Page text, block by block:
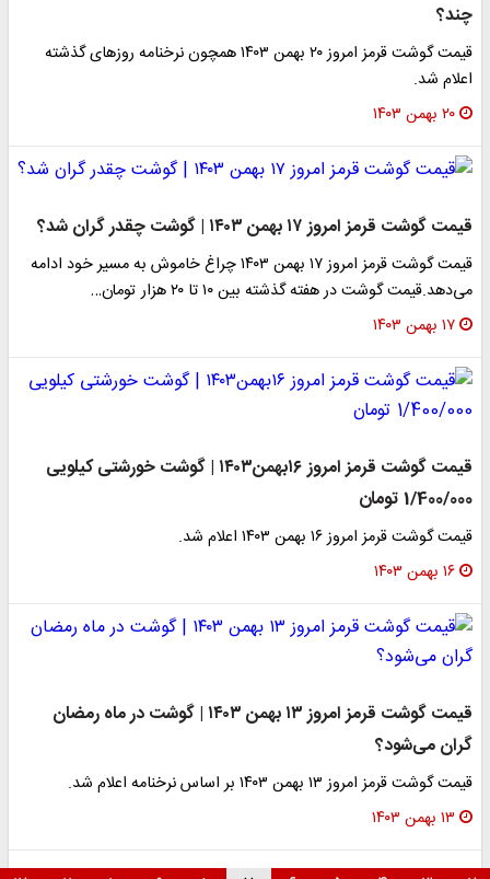
چند؟
قیمت گوشت قرمز امروز ۲۰ بهمن ۱۴۰۳ همچون نرخنامه روزهای گذشته
اعلام شد.
۲۰ بهمن ۱۴۰۳
قیمت گوشت قرمز امروز ۱۷ بهمن ۱۴۰۳ | گوشت چقدر گران شد؟
قیمت گوشت قرمز امروز ۱۷ بهمن ۱۴۰۳ چراغ خاموش به مسیر خود ادامه
می‌دهد.قیمت گوشت در هفته گذشته بین ۱۰ تا ۲۰ هزار تومان…
۱۷ بهمن ۱۴۰۳
قیمت گوشت قرمز امروز ۱۶بهمن۱۴۰۳ | گوشت خورشتی کیلویی
1/400/000 تومان
قیمت گوشت قرمز امروز ۱۶ بهمن ۱۴۰۳ اعلام شد.
۱۶ بهمن ۱۴۰۳
قیمت گوشت قرمز امروز ۱۳ بهمن ۱۴۰۳ | گوشت در ماه رمضان
گران می‌شود؟
قیمت گوشت قرمز امروز ۱۳ بهمن ۱۴۰۳ بر اساس نرخنامه اعلام شد.
۱۳ بهمن ۱۴۰۳